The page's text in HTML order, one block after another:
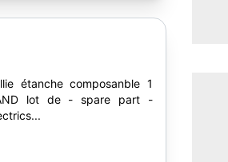
étanche composanble 1
lot de - spare part -